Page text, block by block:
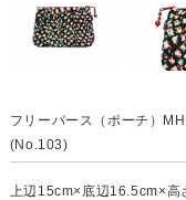
フリーパース（ポーチ）
(No.103)
上辺15cm×底辺16.5cm×高